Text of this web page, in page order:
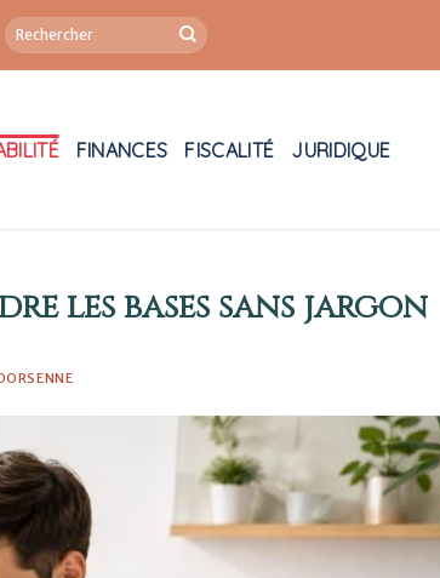
FINANCES FISCALITÉ JURIDIQUE
les bases sans jargon